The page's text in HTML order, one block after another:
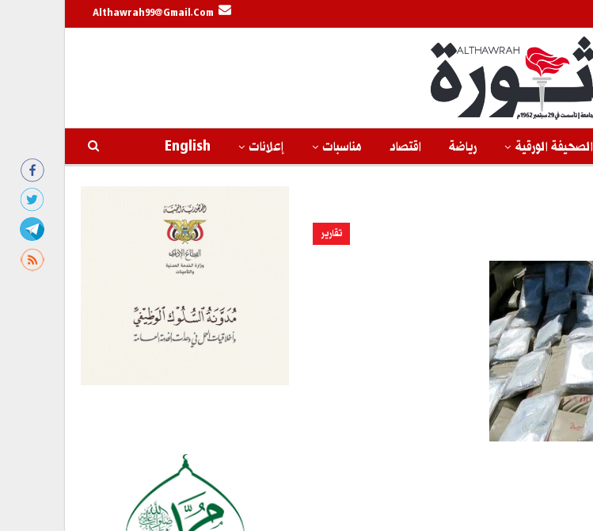
Althawrah99@gmail.com
الصحيفة الورقية رياضة اقتصاد مناسبات إعلانات English
تقارير